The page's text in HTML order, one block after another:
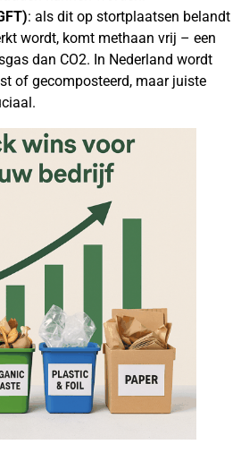
: als dit op stortplaatsen belandt
wordt, komt methaan vrij – een
dan CO2. In Nederland wordt
of gecomposteerd, maar juiste